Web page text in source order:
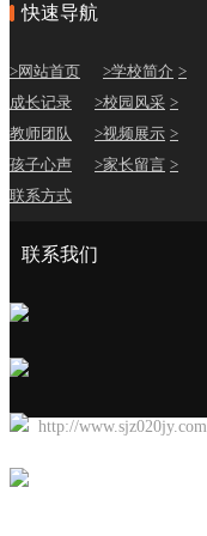
快速导航
>网站首页 >学校简介 >
成长记录
>校园风采 >
教师团队
>视频展示 >
孩子心声
>家长留言 >
联系方式
联系我们
http://www.sjz020jy.com